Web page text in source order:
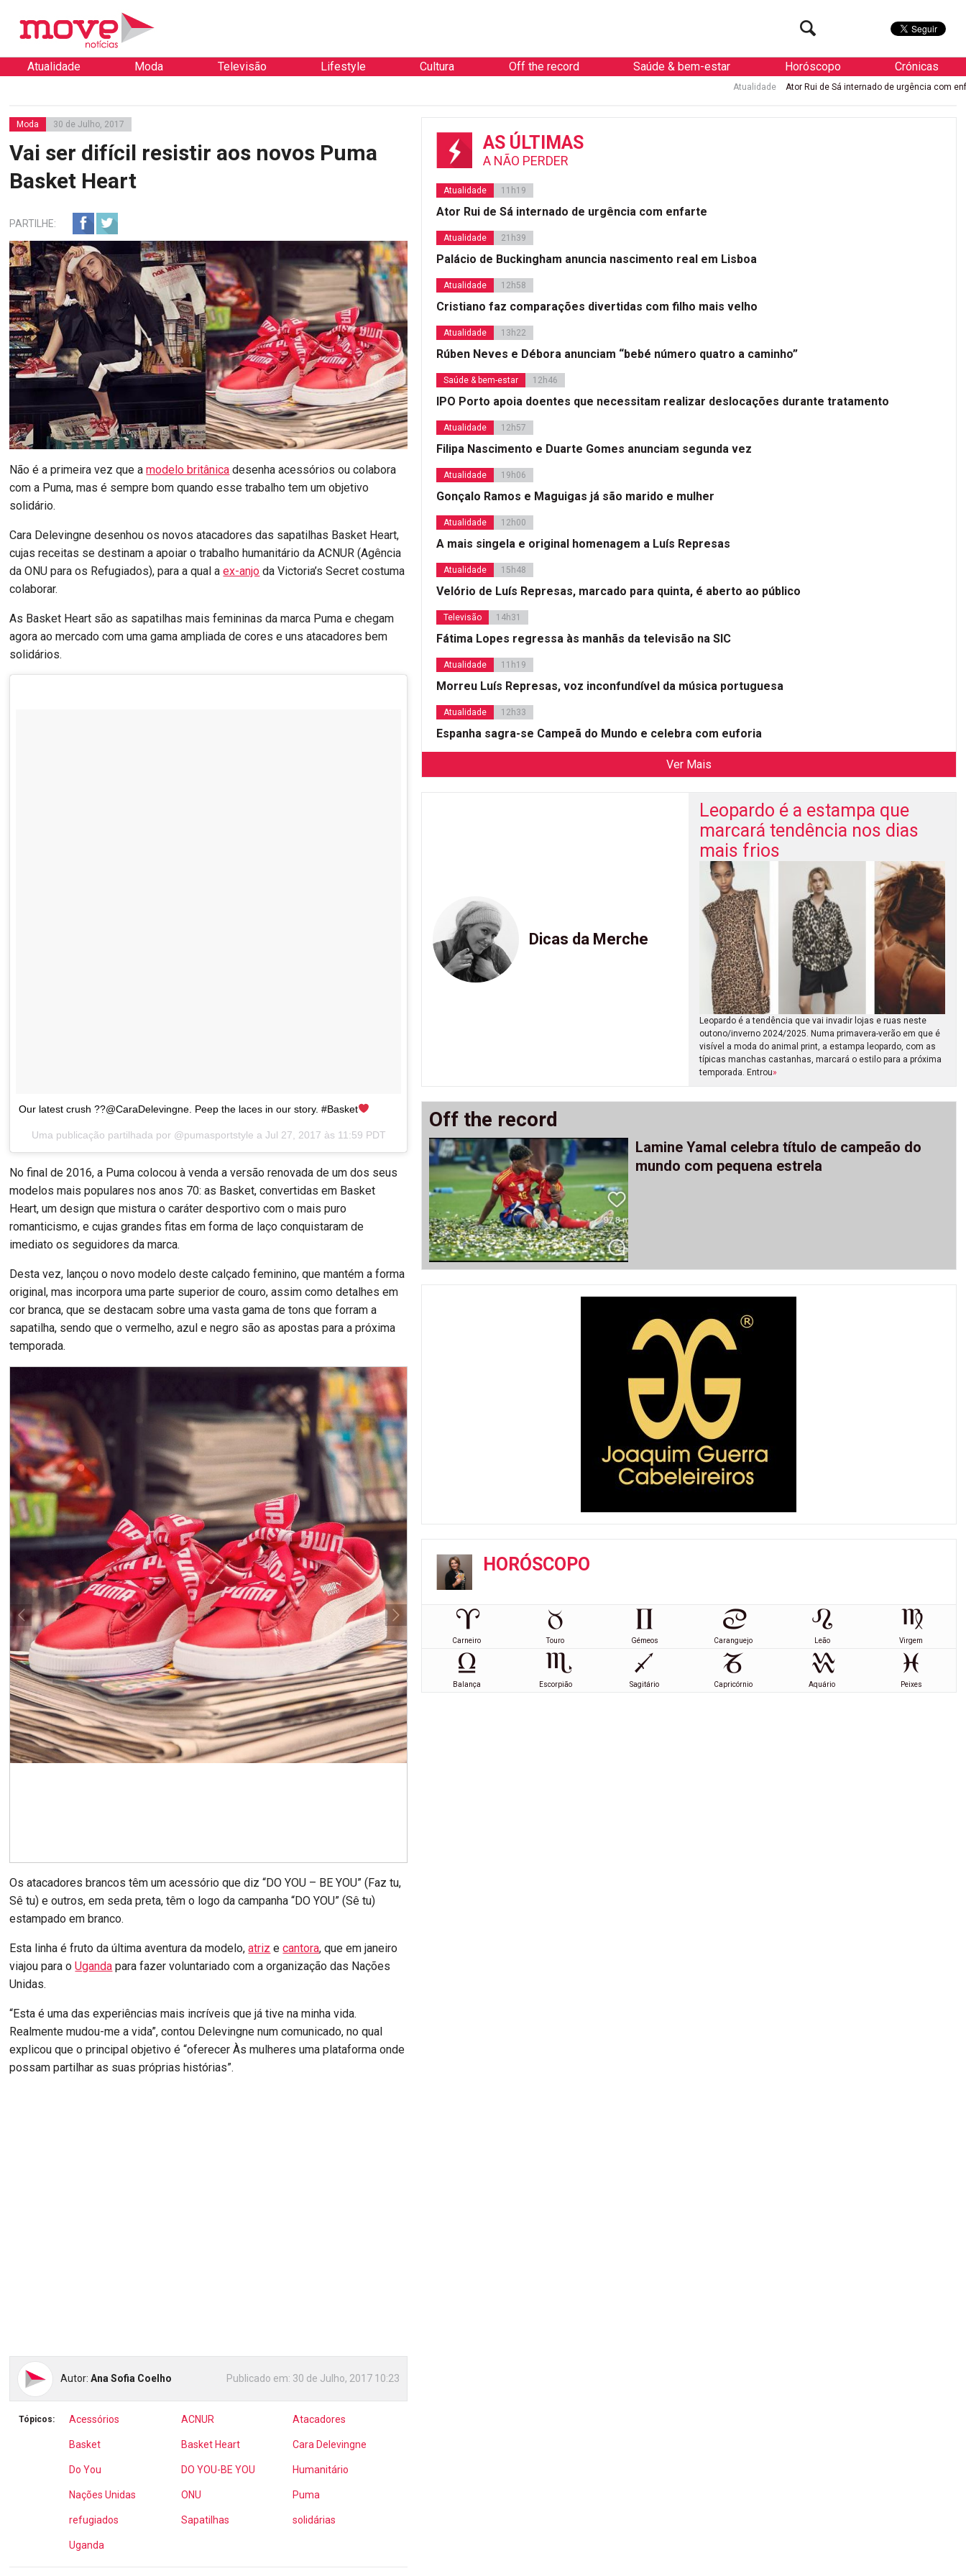
Atualidade Moda Televisão Lifestyle Cultura Off the record Saúde & bem-estar Horóscopo Crónicas
Ator Rui de Sá internado de urgência com enfarte
Moda 30 de Julho, 2017
Vai ser difícil resistir aos novos Puma
Basket Heart
PARTILHE:
Não é a primeira vez que amodelo britânica desenha acessórios ou colabora
com a Puma, mas é sempre bom quando esse trabalho tem um objetivo
solidário.
Cara Delevingne desenhou os novos atacadores das sapatilhas Basket Heart,
cujas receitas se destinam a apoiar o trabalho humanitário da ACNUR (Agência
da ONU para os Refugiados), para a qual aex-anjo da Victoria’s Secret costuma
colaborar.
As Basket Heart são as sapatilhas mais femininas da marca Puma e chegam
agora ao mercado com uma gama ampliada de cores e uns atacadores bem
solidários.
Our latest crush ??@CaraDelevingne. Peep the laces in our story. #Basket
Uma publicação partilhada por @pumasportstyle a Jul 27, 2017 às 11:59 PDT
No final de 2016, a Puma colocou à venda a versão renovada de um dos seus
modelos mais populares nos anos 70: as Basket, convertidas em Basket
Heart, um design que mistura o caráter desportivo com o mais puro
romanticismo, e cujas grandes fitas em forma de laço conquistaram de
imediato os seguidores da marca.
Desta vez, lançou o novo modelo deste calçado feminino, que mantém a forma
original, mas incorpora uma parte superior de couro, assim como detalhes em
cor branca, que se destacam sobre uma vasta gama de tons que forram a
sapatilha, sendo que o vermelho, azul e negro são as apostas para a próxima
temporada.
Os atacadores brancos têm um acessório que diz “DO YOU – BE YOU” (Faz tu,
Sê tu) e outros, em seda preta, têm o logo da campanha “DO YOU” (Sê tu)
estampado em branco.
Esta linha é fruto da última aventura da modelo,atriz ecantora, que em janeiro
viajou para oUganda para fazer voluntariado com a organização das Nações
Unidas.
“Esta é uma das experiências mais incríveis que já tive na minha vida.
Realmente mudou-me a vida”, contou Delevingne num comunicado, no qual
explicou que o principal objetivo é “oferecer Às mulheres uma plataforma onde
possam partilhar as suas próprias histórias”.
Autor:Ana Sofia Coelho Publicado em: 30 de Julho, 2017 10:23
Tópicos: Acessórios ACNUR Atacadores
Basket Basket Heart Cara Delevingne
Do You DO YOU-BE YOU Humanitário
Nações Unidas ONU Puma
refugiados Sapatilhas solidárias
Uganda
AS ÚLTIMAS
A NÃO PERDER
Atualidade 11h19
Ator Rui de Sá internado de urgência com enfarte
Atualidade 21h39
Palácio de Buckingham anuncia nascimento real em Lisboa
Atualidade 12h58
Cristiano faz comparações divertidas com filho mais velho
Atualidade 13h22
Rúben Neves e Débora anunciam “bebé número quatro a caminho”
Saúde & bem-estar 12h46
IPO Porto apoia doentes que necessitam realizar deslocações durante tratamento
Atualidade 12h57
Filipa Nascimento e Duarte Gomes anunciam segunda vez
Atualidade 19h06
Gonçalo Ramos e Maguigas já são marido e mulher
Atualidade 12h00
A mais singela e original homenagem a Luís Represas
Atualidade 15h48
Velório de Luís Represas, marcado para quinta, é aberto ao público
Televisão 14h31
Fátima Lopes regressa às manhãs da televisão na SIC
Atualidade 11h19
Morreu Luís Represas, voz inconfundível da música portuguesa
Atualidade 12h33
Espanha sagra-se Campeã do Mundo e celebra com euforia
Ver Mais
Dicas da Merche
Leopardo é a estampa que
marcará tendência nos dias
mais frios
Leopardo é a tendência que vai invadir lojas e ruas neste
outono/inverno 2024/2025. Numa primavera-verão em que é
visível a moda do animal print, a estampa leopardo, com as
típicas manchas castanhas, marcará o estilo para a próxima
temporada. Entrou»
Off the record
Lamine Yamal celebra título de campeão do
mundo com pequena estrela
HORÓSCOPO
Carneiro Touro Gémeos Caranguejo Leão Virgem
Balança Escorpião Sagitário Capricórnio Aquário Peixes